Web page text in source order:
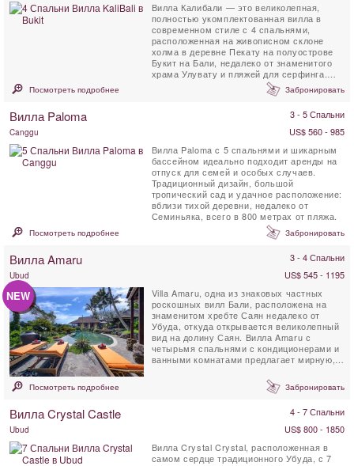
Вилла Калибали — это великолепная,
полностью укомплектованная вилла в
современном стиле с 4 спальнями,
расположенная на живописном склоне
холма в деревне Пекату на полуострове
Букит на Бали, недалеко от знаменитого
храма Улувату и пляжей для серфинга.
Посмотреть подробнее Забронировать
Вилла Paloma 3 - 5 Спальни
Canggu
US$ 560 - 985
Вилла Paloma c 5 спальнями и шикарным
бассейном идеально подходит аренды на
отпуск для семей и особых случаев.
Традиционный дизайн, большой
тропический сад и удачное расположение:
вблизи тихой деревни, недалеко от
Семиньяка, всего в 800 метрах от пляжа.
Посмотреть подробнее Забронировать
Вилла Amaru 3 - 4 Спальни
Ubud US$ 545 - 1195
NEW
Villa Amaru, одна из знаковых частных
роскошных вилл Бали, расположена на
знаменитом хребте Саян недалеко от
Убуда, откуда открывается великолепный
вид на долину Саян. Вилла Amaru с
четырьмя спальнями с кондиционерами и
ванными комнатами предлагает мирную,
Посмотреть подробнее Забронировать
Вилла Crystal Castle 4 - 7 Спальни
Ubud
US$ 800 - 1850
Вилла Crystal Crystal, расположенная в
самом сердце традиционного Убуда, с 7